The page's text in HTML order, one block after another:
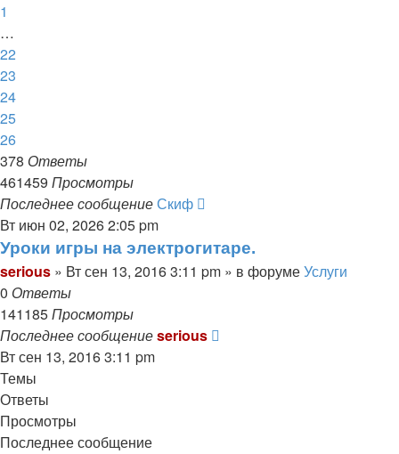
1
…
22
23
24
25
26
378 Ответы
461459 Просмотры
Последнее сообщениеСкиф
Вт июн 02, 2026 2:05 pm
Уроки игры на электрогитаре.
serious » Вт сен 13, 2016 3:11 pm » в форумеУслуги
0 Ответы
141185Просмотры
Последнее сообщениеserious
Вт сен 13, 2016 3:11 pm
Темы
Ответы
Просмотры
Последнее сообщение